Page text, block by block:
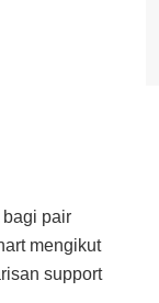
pair
mengikut
support